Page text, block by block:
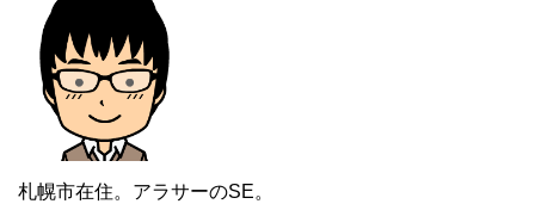
札幌市在住。アラサーのSE。